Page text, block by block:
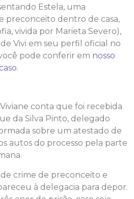
Estela, uma
preconceito dentro de casa,
vivida por Marieta Severo),
Vivi em seu perfil oficial no
pode conferir em nosso
.
conta que foi recebida
da Silva Pinto, delegado
sobre um atestado de
autos do processo pela parte
crime de preconceito e
à delegacia para depor.